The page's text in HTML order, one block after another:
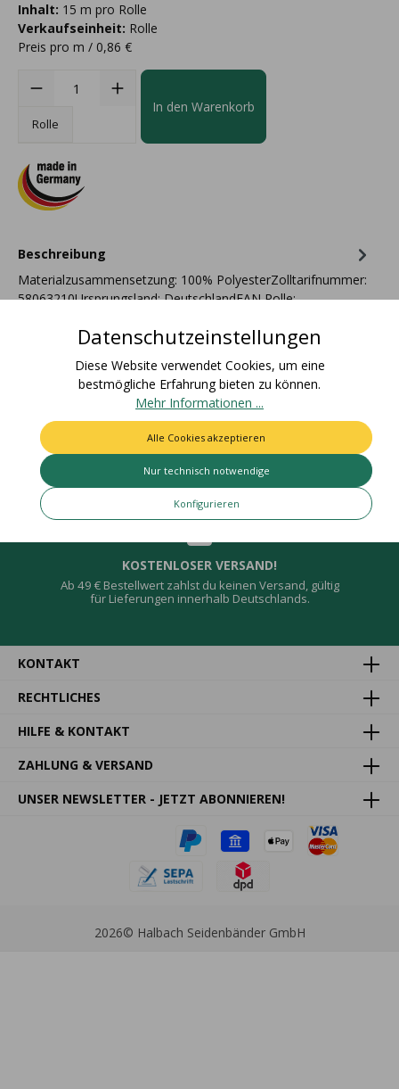
Inhalt: 15 m pro Rolle
Verkaufseinheit: Rolle
Preis pro m / 0,86 €
Rolle
In den Warenkorb
Beschreibung
Materialzusammensetzung: 100% PolyesterZolltarifnummer:
58063210Ursprungsland: DeutschlandEAN Rolle:
Bewertungen
Deine Vorteile
KOSTENLOSER VERSAND!
Ab 49 € Bestellwert zahlst du keinen Versand, gültig
für Lieferungen innerhalb Deutschlands.
KONTAKT
RECHTLICHES
HILFE & KONTAKT
ZAHLUNG & VERSAND
UNSER NEWSLETTER - JETZT ABONNIEREN!
2026© Halbach Seidenbänder GmbH
Datenschutzeinstellungen
Diese Website verwendet Cookies, um eine
bestmögliche Erfahrung bieten zu können.
Mehr Informationen ...
Nur technisch notwendige
Konfigurieren
Alle Cookies akzeptieren